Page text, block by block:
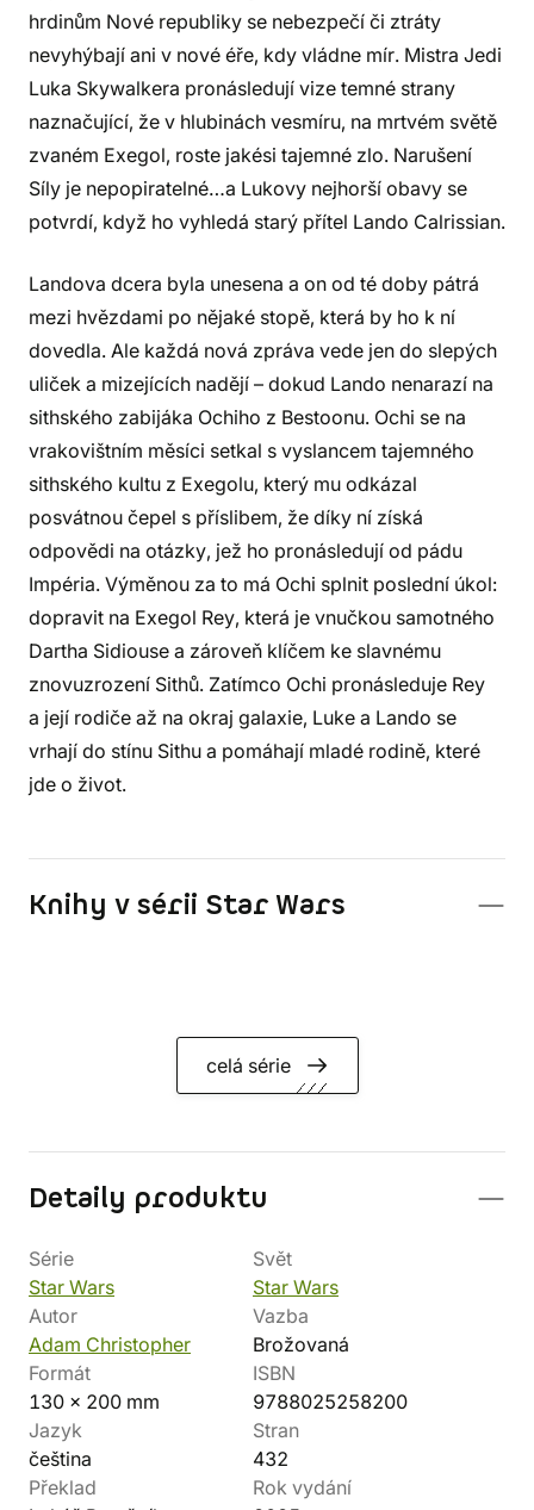
hrdinům Nové republiky se nebezpečí či ztráty
nevyhýbají ani v nové éře, kdy vládne mír. Mistra Jedi
Luka Skywalkera pronásledují vize temné strany
naznačující, že v hlubinách vesmíru, na mrtvém světě
zvaném Exegol, roste jakési tajemné zlo. Narušení
Síly je nepopiratelné…a Lukovy nejhorší obavy se
potvrdí, když ho vyhledá starý přítel Lando Calrissian.
Landova dcera byla unesena a on od té doby pátrá
mezi hvězdami po nějaké stopě, která by ho k ní
dovedla. Ale každá nová zpráva vede jen do slepých
uliček a mizejících nadějí – dokud Lando nenarazí na
sithského zabijáka Ochiho z Bestoonu. Ochi se na
vrakovištním měsíci setkal s vyslancem tajemného
sithského kultu z Exegolu, který mu odkázal
posvátnou čepel s příslibem, že díky ní získá
odpovědi na otázky, jež ho pronásledují od pádu
Impéria. Výměnou za to má Ochi splnit poslední úkol:
dopravit na Exegol Rey, která je vnučkou samotného
Dartha Sidiouse a zároveň klíčem ke slavnému
znovuzrození Sithů. Zatímco Ochi pronásleduje Rey
a její rodiče až na okraj galaxie, Luke a Lando se
vrhají do stínu Sithu a pomáhají mladé rodině, které
jde o život.
Knihy v sérii Star Wars
celá série
Detaily produktu
Série
Star Wars
Svět
Star Wars
Autor
Adam Christopher
Vazba
Brožovaná
Formát
130 x 200 mm
ISBN
9788025258200
Jazyk
čeština
Stran
432
Překlad
Rok vydání